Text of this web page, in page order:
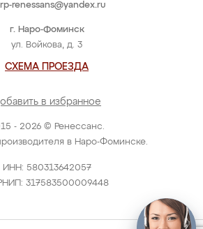
- 2026 © Ренессанс.
в Наро-Фоминске.
ИНН: 580313642057
317583500009448
г. Наро-Фоминск
ул. Войкова, д. 3
СХЕМА ПРОЕЗДА
в избранное
renessans@yandex.ru